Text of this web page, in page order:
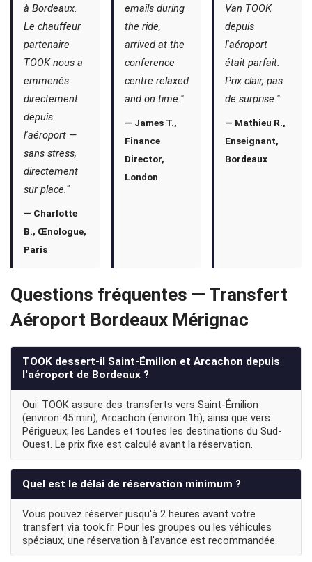
à Bordeaux.
Le chauffeur
partenaire
TOOK nous a
emmenés
directement
depuis
l'aéroport —
sans stress,
directement
sur place."
— Charlotte
B., Œnologue,
Paris
emails during
the ride,
arrived at the
conference
centre relaxed
and on time."
— James T.,
Finance
Director,
London
Van TOOK
depuis
l'aéroport
était parfait.
Prix clair, pas
de surprise."
— Mathieu R.,
Enseignant,
Bordeaux
Questions fréquentes — Transfert
Aéroport Bordeaux Mérignac
TOOK dessert-il Saint-Émilion et Arcachon depuis
l'aéroport de Bordeaux ?
Oui. TOOK assure des transferts vers Saint-Émilion
(environ 45 min), Arcachon (environ 1h), ainsi que vers
Périgueux, les Landes et toutes les destinations du Sud-
Ouest. Le prix fixe est calculé avant la réservation.
Quel est le délai de réservation minimum ?
Vous pouvez réserver jusqu'à 2 heures avant votre
transfert via took.fr. Pour les groupes ou les véhicules
spéciaux, une réservation à l'avance est recommandée.